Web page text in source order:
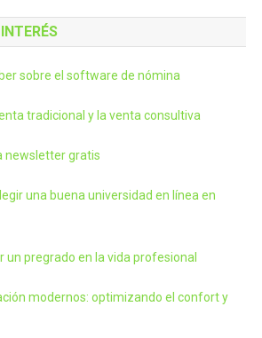
sobre el software de nómina
tradicional y la venta consultiva
newsletter gratis
una buena universidad en línea en
un pregrado en la vida profesional
modernos: optimizando el confort y